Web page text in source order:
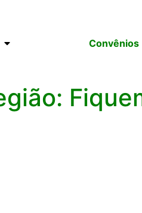
Convênios